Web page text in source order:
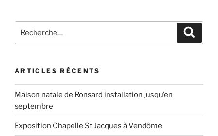
pour
ARTICLES RÉCENTS
Maison natale de Ronsard installation jusqu’en
septembre
Exposition Chapelle St Jacques à Vendôme